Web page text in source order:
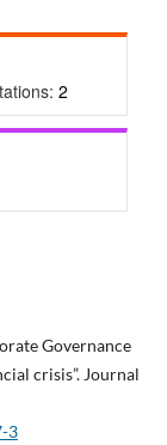
2
Governance
crisis”. Journal
3